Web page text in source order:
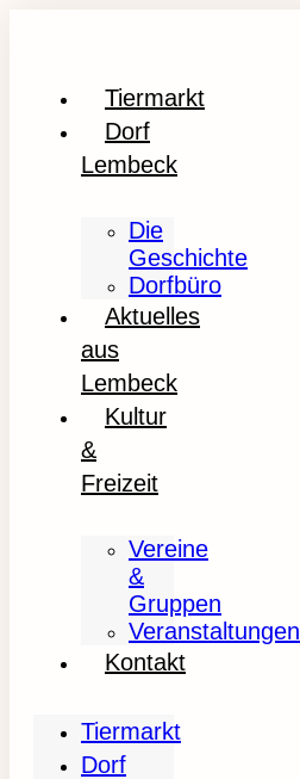
Tiermarkt
Dorf
Lembeck
Die
Geschichte
Dorfbüro
Aktuelles
aus
Lembeck
Kultur
&
Freizeit
Vereine
&
Gruppen
Veranstaltungen
Kontakt
Tiermarkt
Dorf